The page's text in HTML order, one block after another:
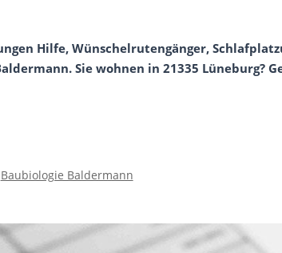
Hilfe, Wünschelrutengänger,
Sie wohnen in 21335 Lüneburg?
Baubiologie Baldermann